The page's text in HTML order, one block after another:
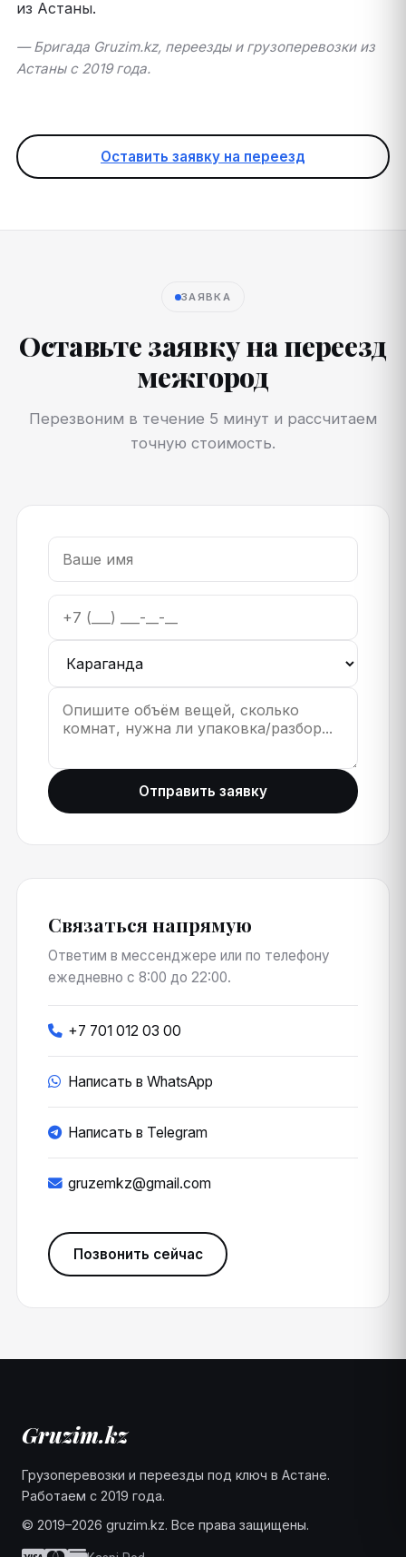
из Астаны.
— Бригада Gruzim.kz, переезды и грузоперевозки из
Астаны с 2019 года.
Оставить заявку на переезд
ЗАЯВКА
Оставьте заявку на переезд
межгород
Перезвоним в течение 5 минут и рассчитаем
точную стоимость.
Отправить заявку
Связаться напрямую
Ответим в мессенджере или по телефону
ежедневно с 8:00 до 22:00.
+7 701 012 03 00
Написать в WhatsApp
Написать в Telegram
gruzemkz@gmail.com
Позвонить сейчас
Грузоперевозки и переезды под ключ в Астане.
Работаем с 2019 года.
© 2019–2026 gruzim.kz. Все права защищены.